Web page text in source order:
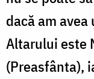
dacă am
Altarului este
(Preasfânta),